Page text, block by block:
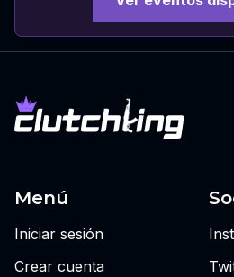
Menú
Iniciar sesión
Crear cuenta